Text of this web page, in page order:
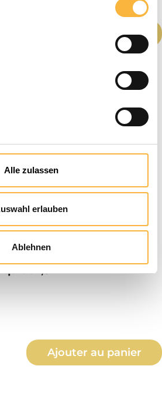
Alle zulassen
erlauben
Ablehnen
: Entrez la
Ajouter au panier
1,5 l
: Entrez la
Ajouter au panier